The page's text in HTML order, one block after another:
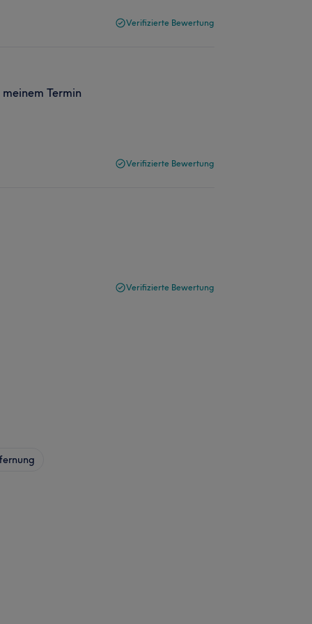
Verifizierte Bewertung
Termin
Verifizierte Bewertung
Verifizierte Bewertung